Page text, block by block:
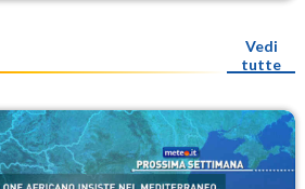
Vedi
tutte